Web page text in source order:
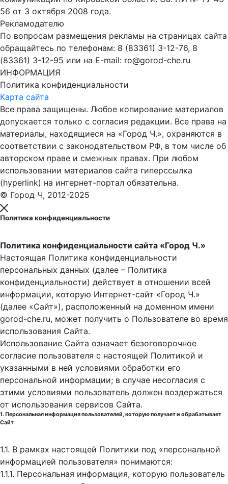
56 от 3 октября 2008 года.
Рекламодателю
По вопросам размещения рекламы на страницах сайта
обращайтесь по телефонам: 8 (83361) 3-12-76, 8
(83361) 3-12-95 или на E-mail: ro@gorod-che.ru
ИНФОРМАЦИЯ
Политика конфиденциальности
Карта сайта
Все права защищены. Любое копирование материалов
допускается только с согласия редакции. Все права на
материалы, находящиеся на «Город Ч.», охраняются в
соответствии с законодательством РФ, в том числе об
авторском праве и смежных правах. При любом
использовании материалов сайта гиперссылка
(hyperlink) на интернет-портал обязательна.
© Город Ч, 2012-2025
Политика конфиденциальности
Политика конфиденциальности сайта «Город Ч.»
Настоящая Политика конфиденциальности
персональных данных (далее – Политика
конфиденциальности) действует в отношении всей
информации, которую Интернет-сайт «Город Ч.»
(далее «Сайт»), расположенный на доменном имени
gorod-che.ru, может получить о Пользователе во время
использования Cайта.
Использование Сайта означает безоговорочное
согласие пользователя с настоящей Политикой и
указанными в ней условиями обработки его
персональной информации; в случае несогласия с
этими условиями пользователь должен воздержаться
от использования сервисов Сайта.
1. Персональная информация пользователей, которую получает и обрабатывает
Сайт
1.1. В рамках настоящей Политики под «персональной
информацией пользователя» понимаются:
1.1.1. Персональная информация, которую пользователь